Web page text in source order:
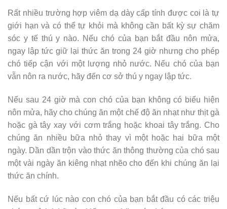
Rất nhiều trường hợp viêm dạ dày cấp tính được coi là tự
giới hạn và có thể tự khỏi mà không cần bất kỳ sự chăm
sóc y tế thú y nào. Nếu chó của bạn bắt đầu nôn mửa,
ngay lập tức giữ lại thức ăn trong 24 giờ nhưng cho phép
chó tiếp cận với một lượng nhỏ nước. Nếu chó của bạn
vẫn nôn ra nước, hãy đến cơ sở thú y ngay lập tức.
Nếu sau 24 giờ mà con chó của bạn không có biểu hiện
nôn mửa, hãy cho chúng ăn một chế độ ăn nhạt như thịt gà
hoặc gà tây xay với cơm trắng hoặc khoai tây trắng. Cho
chúng ăn nhiều bữa nhỏ thay vì một hoặc hai bữa một
ngày. Dần dần trộn vào thức ăn thông thường của chó sau
một vài ngày ăn kiêng nhạt nhẽo cho đến khi chúng ăn lại
thức ăn chính.
Nếu bất cứ lúc nào con chó của bạn bắt đầu có các triệu